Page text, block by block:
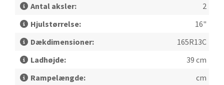
Antal aksler:
2
Hjulstørrelse:
16"
Dækdimensioner:
165R13C
Ladhøjde:
39 cm
Rampelængde:
cm